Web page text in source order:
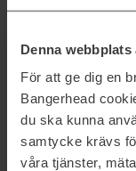
Denna
För att ge dig en
Bangerhead
du ska kunna
samtycke krävs
våra tjänster,
Kategorier:
Startsida
Hudvård
Sol